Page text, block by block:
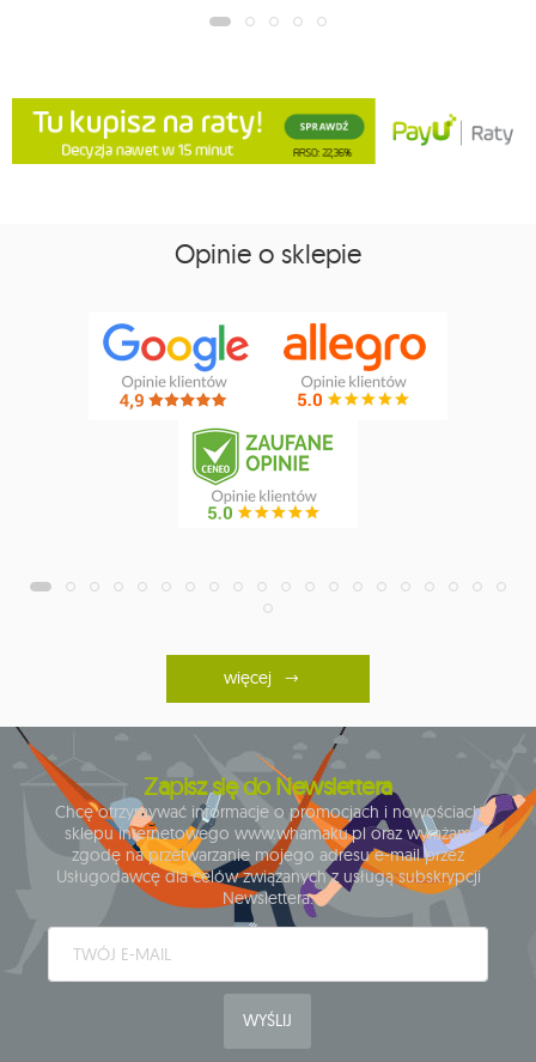
Opinie o sklepie
więcej
Zapisz się do Newslettera
Chcę otrzymywać informacje o promocjach i nowościach
sklepu internetowego www.whamaku.pl oraz wyrażam
zgodę na przetwarzanie mojego adresu e-mail przez
Usługodawcę dla celów związanych z usługą subskrypcji
Newslettera.
WYŚLIJ